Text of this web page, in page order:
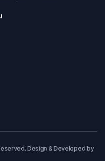
Design & Developed by